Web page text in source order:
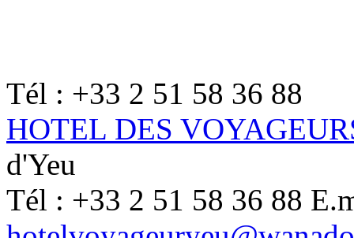
Tél : +33 2 51 58 36 88
HOTEL DES
d'Yeu
Tél : +33 2 51 58 36 88